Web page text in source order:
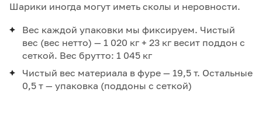
Шарики иногда могут иметь сколы и неровности.
Вес каждой упаковки мы фиксируем. Чистый
вес (вес нетто) — 1 020 кг + 23 кг весит поддон с
сеткой. Вес брутто: 1 045 кг
Чистый вес материала в фуре — 19,5 т. Остальные
0,5 т — упаковка (поддоны с сеткой)